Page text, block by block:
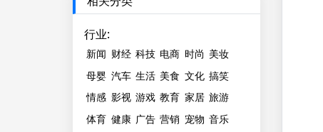
行业:
新闻 财经 科技 电商 时尚 美妆
母婴 汽车 生活 美食 文化 搞笑
情感 影视 游戏 教育 家居 旅游
体育 健康 广告 营销 宠物 音乐